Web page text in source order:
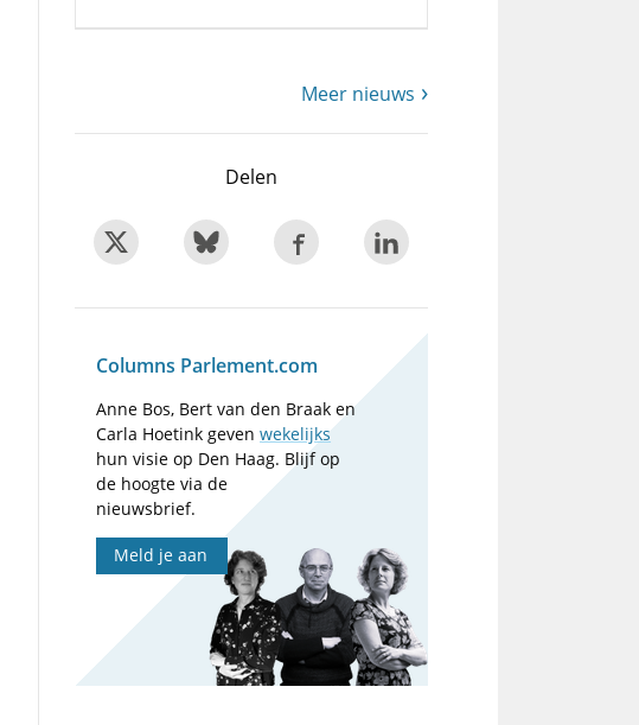
Meer nieuws
Delen
Columns Parlement.com
Anne Bos, Bert van den Braak en
Carla Hoetink gevenwekelijks
hun visie op Den Haag. Blijf op
de hoogte via de
nieuwsbrief.
Meld je aan